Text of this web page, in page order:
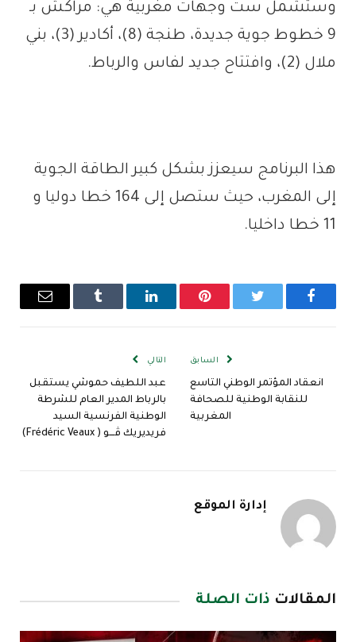
وستشمل ست وجهات مغربية هي: مراكش بـ
9 خطوط جوية جديدة، طنجة (8)، أكادير (3)، بني
ملال (2)، وافتتاح جديد لفاس والرباط.
هذا البرنامج سيعزز بشكل كبير الطاقة الجوية
إلى المغرب، حيث ستصل إلى 164 خطا دوليا و
11 خطا داخليا.
فيسبوك تويتر بينتيريستلينكدإن Tumblr
البريد
السابق
انعقاد المؤتمر الوطني التاسع
للنقابة الوطنية للصحافة
المغربية
التالي
عبد اللطيف حموشي يستقبل
بالرباط المدير العام للشرطة
الوطنية الفرنسية السيد
فريديريك ڤـــو ( Frédéric Veaux)
إدارة الموقع
المقالات ذات الصلة